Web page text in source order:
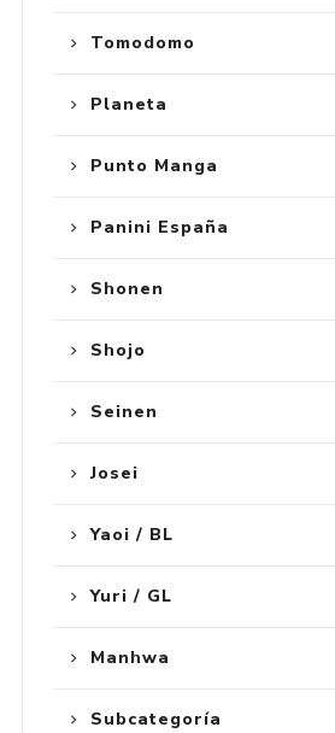
Tomodomo
Planeta
Punto Manga
Panini España
Shonen
Shojo
Seinen
Josei
Yaoi / BL
Yuri / GL
Manhwa
Subcategoría